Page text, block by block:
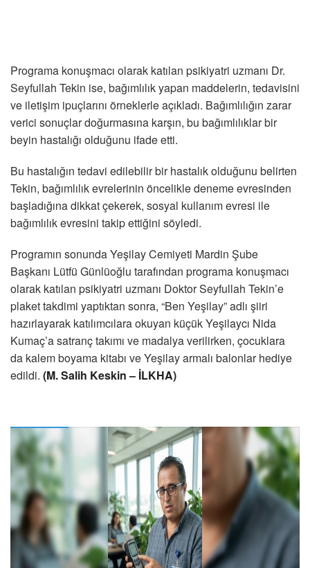
Programa konuşmacı olarak katılan psikiyatri uzmanı Dr.
Seyfullah Tekin ise, bağımlılık yapan maddelerin, tedavisini
ve iletişim ipuçlarını örneklerle açıkladı. Bağımlılığın zarar
verici sonuçlar doğurmasına karşın, bu bağımlılıklar bir
beyin hastalığı olduğunu ifade etti.
Bu hastalığın tedavi edilebilir bir hastalık olduğunu belirten
Tekin, bağımlılık evrelerinin öncelikle deneme evresinden
başladığına dikkat çekerek, sosyal kullanım evresi ile
bağımlılık evresini takip ettiğini söyledi.
Programın sonunda Yeşilay Cemiyeti Mardin Şube
Başkanı Lütfü Günlüoğlu tarafından programa konuşmacı
olarak katılan psikiyatri uzmanı Doktor Seyfullah Tekin’e
plaket takdimi yaptıktan sonra, “Ben Yeşilay” adlı şiiri
hazırlayarak katılımcılara okuyan küçük Yeşilaycı Nida
Kumaç’a satranç takımı ve madalya verilirken, çocuklara
da kalem boyama kitabı ve Yeşilay armalı balonlar hediye
edildi. (M. Salih Keskin – İLKHA)